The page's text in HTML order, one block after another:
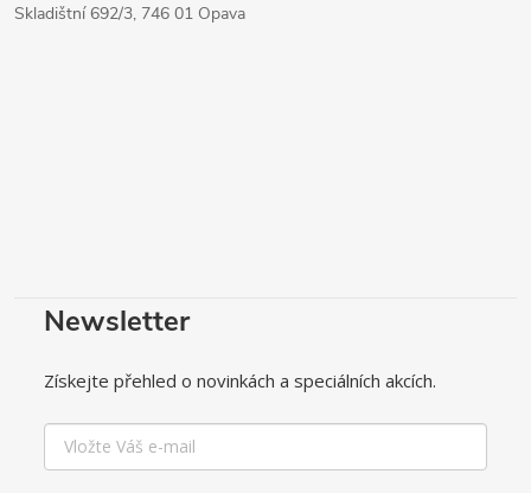
Skladištní 692/3, 746 01 Opava
Newsletter
Získejte přehled o novinkách a speciálních akcích.